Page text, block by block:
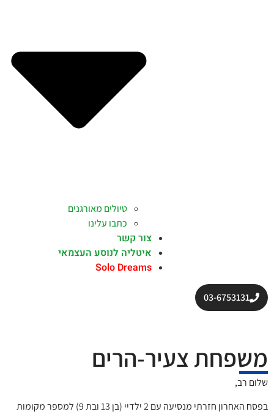
03-6753131
טיולים מאורגנים
כתבו עלינו
צור קשר
איטליה לנוסע העצמאי
Solo Dreams
משפחת צעיר-הרים
שלום רב,
בפסח האחרון חזרתי מנסיעה עם 2 ילדיי (בן 13 ובת 9) למספר מקומות